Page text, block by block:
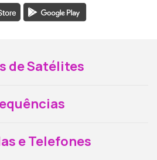
de Satélites
e Telefones